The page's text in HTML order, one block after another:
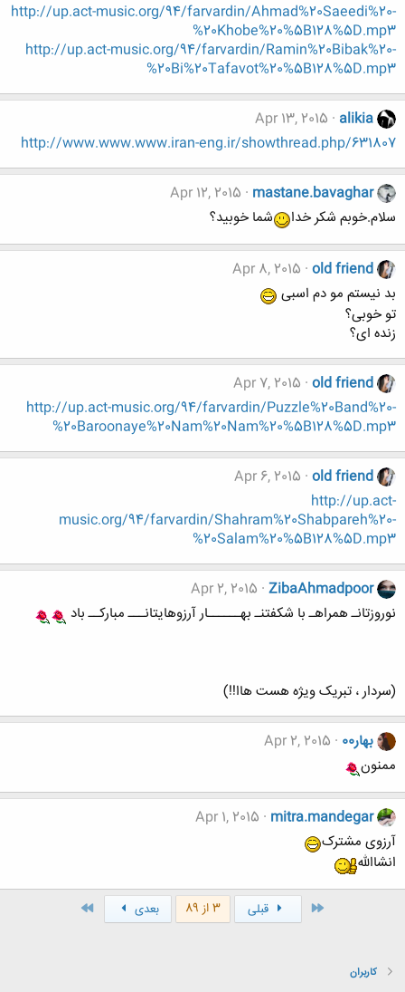
http://up.act-music.org/94/farvardin/Ahmad%20Saeedi%20-
%20Khobe%20%5B128%5D.mp3
http://up.act-music.org/94/farvardin/Ramin%20Bibak%20-
%20Bi%20Tafavot%20%5B128%5D.mp3
alikia
Apr 13, 2015
http://www.www.www.iran-eng.ir/showthread.php/631807
mastane.bavaghar
Apr 12, 2015
سلام.خوبم شکر خدا
شما خوبید؟
old friend
Apr 8, 2015
بد نیستم مو دم اسبی
تو خوبی؟
زنده ای؟
old friend
Apr 7, 2015
http://up.act-music.org/94/farvardin/Puzzle%20Band%20-
%20Baroonaye%20Nam%20Nam%20%5B128%5D.mp3
old friend
Apr 6, 2015
http://up.act-
music.org/94/farvardin/Shahram%20Shabpareh%20-
%20Salam%20%5B128%5D.mp3
ZibaAhmadpoor
Apr 2, 2015
نوروزتانـ همراهـ با شکفتنـ بهــــــار آرزوهایتانـــ مبارکــ باد
(سردار ، تبریک ویژه هست هاا!!)
بهار00
Apr 2, 2015
ممنون
mitra.mandegar
Apr 1, 2015
آرزوی مشترک
انشاالله
اول قبلی 3 از 89 بعدی
کاربران